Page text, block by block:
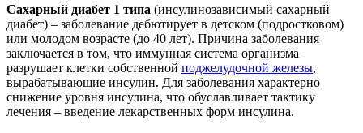
Сахарный диабет 1 типа (инсулинозависимый сахарный
диабет) – заболевание дебютирует в детском (подростковом)
или молодом возрасте (до 40 лет). Причина заболевания
заключается в том, что иммунная система организма
разрушает клетки собственной поджелудочной железы,
вырабатывающие инсулин. Для заболевания характерно
снижение уровня инсулина, что обуславливает тактику
лечения – введение лекарственных форм инсулина.